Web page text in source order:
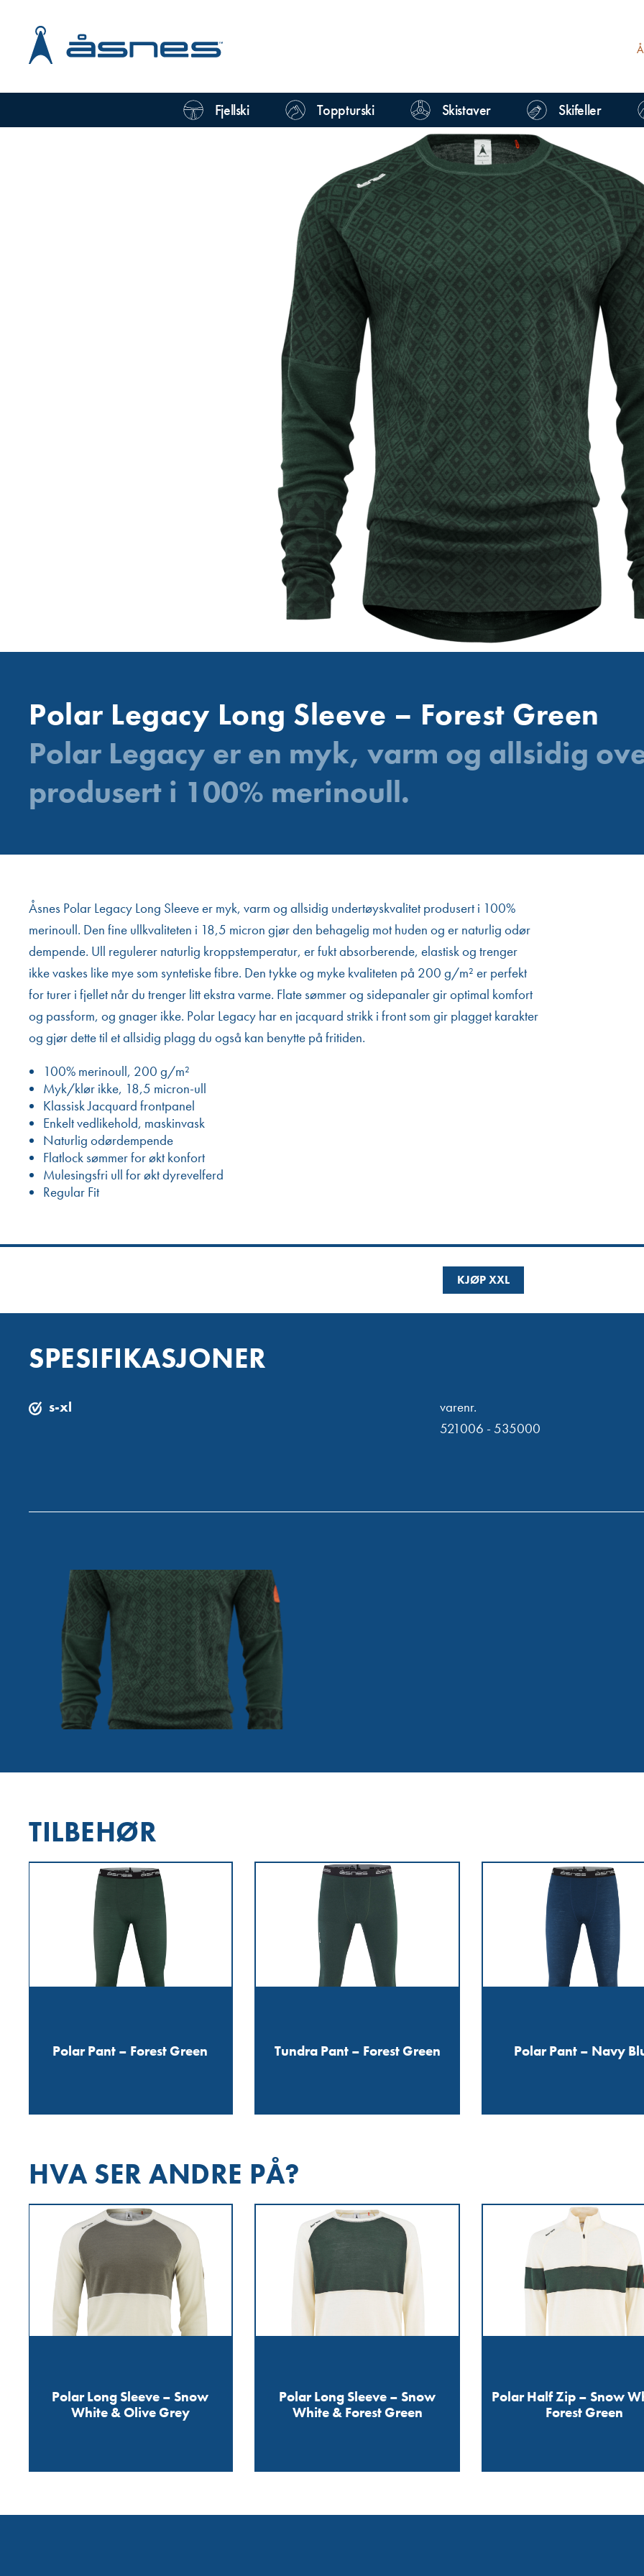
Fjellski Toppturski Skistaver Skifeller
Polar Legacy Long Sleeve – Forest Green
Polar Legacy er en myk, varm og allsidig
produsert i 100% merinoull.
Åsnes Polar Legacy Long Sleeve er myk, varm og allsidig undertøyskvalitet produsert i 100%
merinoull. Den fine ullkvaliteten i 18,5 micron gjør den behagelig mot huden og er naturlig odør
dempende. Ull regulerer naturlig kroppstemperatur, er fukt absorberende, elastisk og trenger
ikke vaskes like mye som syntetiske fibre. Den tykke og myke kvaliteten på 200 g/m² er perfekt
for turer i fjellet når du trenger litt ekstra varme. Flate sømmer og sidepanaler gir optimal komfort
og passform, og gnager ikke. Polar Legacy har en jacquard strikk i front som gir plagget karakter
og gjør dette til et allsidig plagg du også kan benytte på fritiden.
100% merinoull, 200 g/m²
Myk/klør ikke, 18,5 micron-ull
Klassisk Jacquard frontpanel
Enkelt vedlikehold, maskinvask
Naturlig odørdempende
Flatlock sømmer for økt konfort
Mulesingsfri ull for økt dyrevelferd
Regular Fit
KJØP XXL
SPESIFIKASJONER
s-xl
varenr.
521006 - 535000
TILBEHØR
Polar Pant – Forest Green Tundra Pant – Forest Green Polar Pant – Navy
HVA SER ANDRE PÅ?
Polar Long Sleeve – Snow
White & Olive Grey
Polar Long Sleeve – Snow
White & Forest Green
Polar Half Zip – Snow
Forest Green